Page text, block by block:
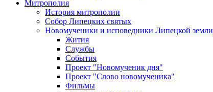
Митрополия
История митрополии
Собор Липецких святых
Новомученики и исповедники Липецкой земли
Жития
Службы
События
Проект "Новомученик дня"
Проект "Слово новомученика"
Фильмы